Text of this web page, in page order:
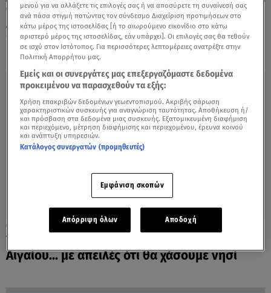
29.04.25, 21:00
Αντιπτέραρχος Π. Κατσαρός - Τι κρύβει το
12ετές εξοπλιστικό πρόγραμμα
Τουρκία: Αντιδρά στη θωράκιση του
Αιγαίου... με απειλές ότι θα χάσουμε νησί
μενού για να αλλάξετε τις επιλογές σας ή να αποσύρετε τη συναίνεσή σας
ανά πάσα στιγμή πατώντας τον σύνδεσμο Διαχείριση προτιμήσεων στο
κάτω μέρος της ιστοσελίδας [ή το αιωρούμενο εικονίδιο στο κάτω
αριστερό μέρος της ιστοσελίδας, εάν υπάρχει]. Οι επιλογές σας θα τεθούν
σε ισχύ στον Ιστότοπος. Για περισσότερες λεπτομέρειες ανατρέξτε στην
Πολιτική Απορρήτου μας.
Εμείς και οι συνεργάτες μας επεξεργαζόμαστε δεδομένα
προκειμένου να παρασχεθούν τα εξής:
Χρήση επακριβών δεδομένων γεωεντοπισμού. Ακριβής σάρωση
χαρακτηριστικών συσκευής για αναγνώριση ταυτότητας. Αποθήκευση ή/
και πρόσβαση στα δεδομένα μιας συσκευής. Εξατομικευμένη διαφήμιση
και περιεχόμενο, μέτρηση διαφήμισης και περιεχομένου, έρευνα κοινού
και ανάπτυξη υπηρεσιών.
Κατάλογος συνεργατών (προμηθευτές)
Εμφάνιση σκοπών
Απόρριψη όλων Αποδοχή